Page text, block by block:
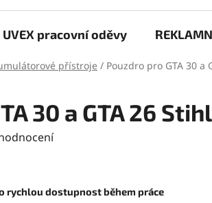
KOŠÍK
UVEX pracovní oděvy
přístroje / Pouzdro pro GTA 30 a
30 a GTA 26 Stihl
rychlou dostupnost během práce